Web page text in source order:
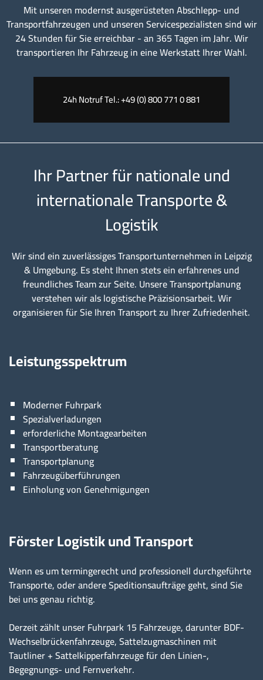
Mit unseren modernst ausgerüsteten Abschlepp- und
Transportfahrzeugen und unseren Servicespezialisten sind wir
24 Stunden für Sie erreichbar - an 365 Tagen im Jahr. Wir
transportieren Ihr Fahrzeug in eine Werkstatt Ihrer Wahl.
24h Notruf Tel.: +49 (0) 800 771 0 881
Ihr Partner für nationale und
internationale Transporte &
Logistik
Wir sind ein zuverlässiges Transportunternehmen in Leipzig
& Umgebung. Es steht Ihnen stets ein erfahrenes und
freundliches Team zur Seite. Unsere Transportplanung
verstehen wir als logistische Präzisionsarbeit. Wir
organisieren für Sie Ihren Transport zu Ihrer Zufriedenheit.
Leistungsspektrum
Moderner Fuhrpark
Spezialverladungen
erforderliche Montagearbeiten
Transportberatung
Transportplanung
Fahrzeugüberführungen
Einholung von Genehmigungen
Förster Logistik und Transport
Wenn es um termingerecht und professionell durchgeführte
Transporte, oder andere Speditionsaufträge geht, sind Sie
bei uns genau richtig.
Derzeit zählt unser Fuhrpark 15 Fahrzeuge, darunter BDF-
Wechselbrückenfahrzeuge, Sattelzugmaschinen mit
Tautliner + Sattelkipperfahrzeuge für den Linien-,
Begegnungs- und Fernverkehr.